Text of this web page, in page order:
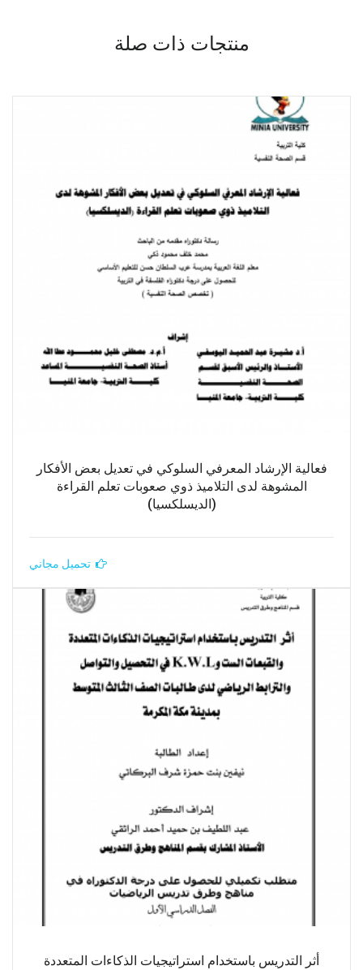
منتجات ذات صلة
فعالية الإرشاد المعرفي السلوكي في تعديل بعض الأفكار
المشوهة لدى التلاميذ ذوي صعوبات تعلم القراءة
(الديسلكسيا)
تحميل مجاني
أثر التدريس باستخدام استراتيجيات الذكاءات المتعددة